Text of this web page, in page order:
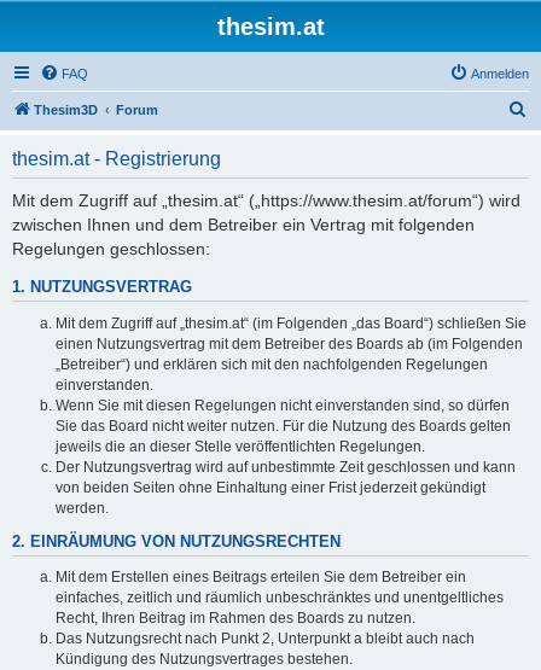
thesim.at
FAQ Anmelden
Thesim3D Forum
thesim.at - Registrierung
Mit dem Zugriff auf „thesim.at“ („https://www.thesim.at/forum“) wird
zwischen Ihnen und dem Betreiber ein Vertrag mit folgenden
Regelungen geschlossen:
1. NUTZUNGSVERTRAG
Mit dem Zugriff auf „thesim.at“ (im Folgenden „das Board“) schließen Sie
einen Nutzungsvertrag mit dem Betreiber des Boards ab (im Folgenden
„Betreiber“) und erklären sich mit den nachfolgenden Regelungen
einverstanden.
Wenn Sie mit diesen Regelungen nicht einverstanden sind, so dürfen
Sie das Board nicht weiter nutzen. Für die Nutzung des Boards gelten
jeweils die an dieser Stelle veröffentlichten Regelungen.
Der Nutzungsvertrag wird auf unbestimmte Zeit geschlossen und kann
von beiden Seiten ohne Einhaltung einer Frist jederzeit gekündigt
werden.
2. EINRÄUMUNG VON NUTZUNGSRECHTEN
Mit dem Erstellen eines Beitrags erteilen Sie dem Betreiber ein
einfaches, zeitlich und räumlich unbeschränktes und unentgeltliches
Recht, Ihren Beitrag im Rahmen des Boards zu nutzen.
Das Nutzungsrecht nach Punkt 2, Unterpunkt a bleibt auch nach
Kündigung des Nutzungsvertrages bestehen.